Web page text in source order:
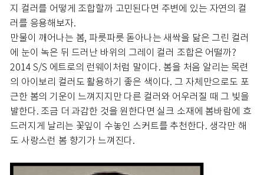
지 컬러를 어떻게 조합할까 고민된다면 주변에 있는 자연의 컬
러를 응용해보자.
만물이 깨어나는 봄, 파릇파릇 돋아나는 새싹을 닮은 그린 컬러
에 눈이 녹은 뒤 드러난 바위의 그레이 컬러 조합은 어떨까?
2014 S/S 에트로의 런웨이처럼 말이다. 봄을 처음 알리는 목련
의 아이보리 컬러도 활용하기 좋은 색이다. 그 자체만으로도 포
근한 봄의 기운이 느껴지지만 다른 컬러와 어우러질 때 그 빛을
발한다. 조금 더 과감한 것을 원한다면 실크 소재에 봄바람에 흐
드러지게 날리는 꽃잎이 수놓인 스커트를 추천한다. 생각만 해
도 사랑스런 봄 향기가 느껴진다.